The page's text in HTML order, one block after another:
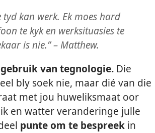
kan werk. Ek moes hard
te kyk en werksituasies te
is nie.” – Matthew.
van tegnologie. Die
bly soek nie, maar dié van die
met jou huweliksmaat oor
en watter veranderinge julle
punte om te bespreek in